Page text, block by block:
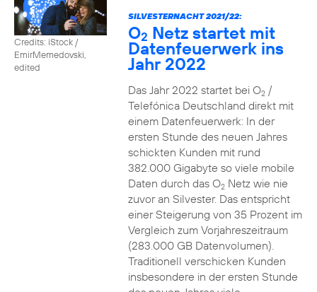
Credits: iStock /
EmirMemedovski,
edited
SILVESTERNACHT 2021/22:
O2 Netz startet mit
Datenfeuerwerk ins
Jahr 2022
Das Jahr 2022 startet bei O2/
Telefónica Deutschland direkt mit
einem Datenfeuerwerk: In der
ersten Stunde des neuen Jahres
schickten Kunden mit rund
382.000 Gigabyte so viele mobile
Daten durch das O2Netz wie nie
zuvor an Silvester. Das entspricht
einer Steigerung von 35 Prozent im
Vergleich zum Vorjahreszeitraum
(283.000 GB Datenvolumen).
Traditionell verschicken Kunden
insbesondere in der ersten Stunde